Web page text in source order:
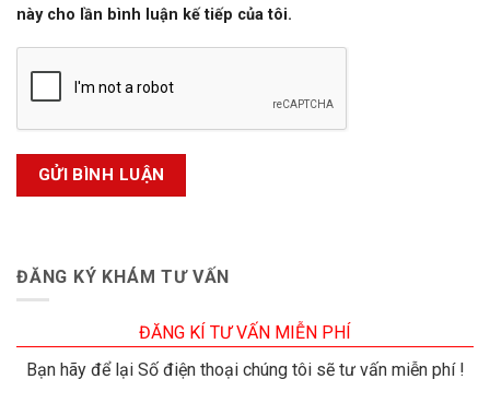
này cho lần bình luận kế tiếp của tôi.
ĐĂNG KÝ KHÁM TƯ VẤN
ĐĂNG KÍ TƯ VẤN MIỄN PHÍ
Bạn hãy để lại Số điện thoại chúng tôi sẽ tư vấn miễn phí !